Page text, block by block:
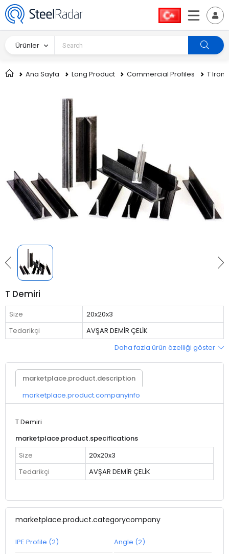
Ürünler
Ana Sayfa Long Product Commercial Profiles T Iron
T Demiri
Size
20x20x3
Tedarikçi
AVŞAR DEMİR ÇELİK
Daha fazla ürün özelliği göster
marketplace.product.description
marketplace.product.companyinfo
T Demiri
marketplace.product.specifications
Size
20x20x3
Tedarikçi
AVŞAR DEMİR ÇELİK
marketplace.product.categorycompany
IPE Profile (2) Angle (2)